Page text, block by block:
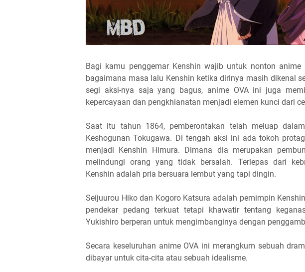
Bagi kamu penggemar Kenshin wajib untuk nonton
bagaimana masa lalu Kenshin ketika dirinya masih dikenal
segi aksi-nya saja yang bagus, anime OVA ini juga
kepercayaan dan pengkhianatan menjadi elemen kunci dari
Saat itu tahun 1864, pemberontakan telah meluap
Keshogunan Tokugawa. Di tengah aksi ini ada tokoh
menjadi Kenshin Himura. Dimana dia merupakan
melindungi orang yang tidak bersalah. Terlepas dari
Kenshin adalah pria bersuara lembut yang tapi dingin.
Seijuurou Hiko dan Kogoro Katsura adalah pemimpin
pendekar pedang terkuat tetapi khawatir tentang
Yukishiro berperan untuk mengimbanginya dengan
Secara keseluruhan anime OVA ini merangkum sebuah
dibayar untuk cita-cita atau sebuah idealisme.